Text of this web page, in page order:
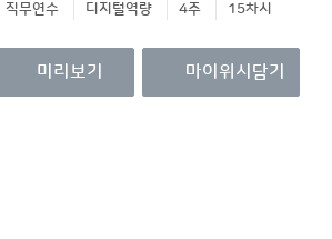
직무연수 디지털역량 4주 15차시
미리보기 마이위시담기